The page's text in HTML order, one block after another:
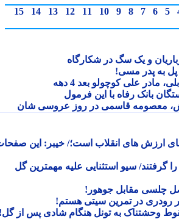
6
7
8
9
10
11
12
13
14
15
و یک سگ در شکارگاه
به پدر مسی!
علی کوچولو بعد 4 دهه
بانک رفاه با این فرمول
قاسمی در روز عروسی شان
ارزش های انقلاب است؛/ خیبر: این صفحات
سیو استثنایی علیه مهمترین گل
مقابل جوهور!
در تمرین سیتی هستم!
به تونل هنگام شادی پس از گل!